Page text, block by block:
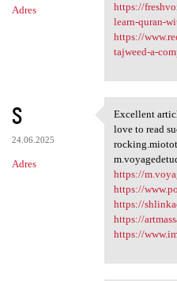
Adres
https://
learn-quran-
https://
tajweed-a-
S
24.06.2025
Adres
Excellent
Excellent
love to read
https://
https://
https://
https://
https://